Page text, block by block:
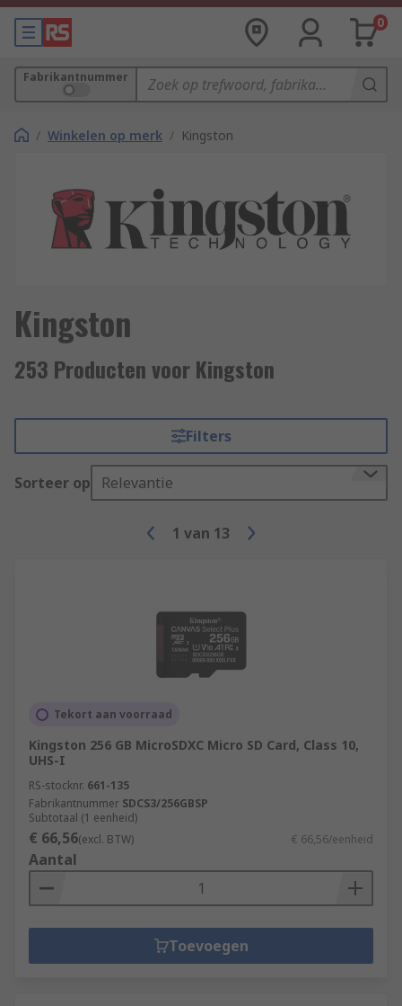
0
Fabrikantnummer
/ Winkelen op merk / Kingston
Kingston
253 Producten voor Kingston
Filters
Sorteer op Relevantie
1 van 13
Tekort aan voorraad
Kingston 256 GB MicroSDXC Micro SD Card, Class 10,
UHS-I
RS-stocknr. 661-135
Fabrikantnummer SDCS3/256GBSP
Subtotaal (1 eenheid)
€ 66,56(excl. BTW) € 66,56/eenheid
Aantal
Toevoegen